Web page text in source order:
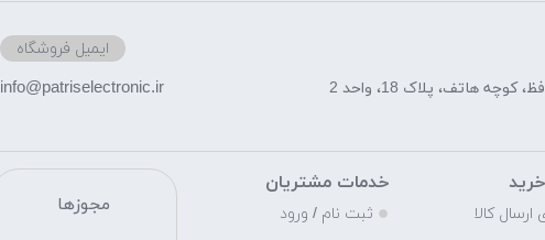
هاتف، پلاک 18، واحد 2
ایمیل فروشگاه
info@patriselectronic.ir
ارسال کالا
خدمات مشتریان
ثبت نام / ورود مجوزها